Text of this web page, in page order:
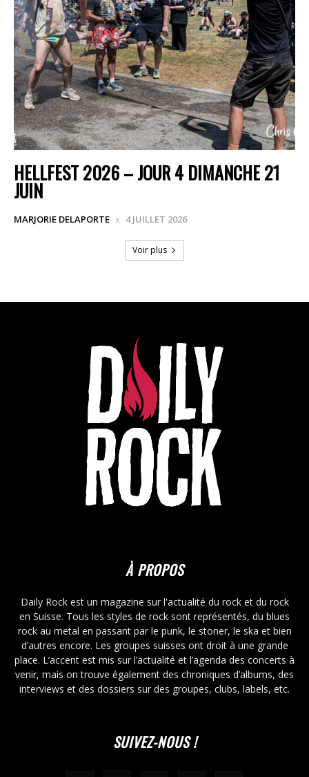
HELLFEST 2026 – JOUR 4 DIMANCHE 21
JUIN
MARJORIE DELAPORTE 4 JUILLET 2026
Voir plus
À PROPOS
Daily Rock est un magazine sur l'actualité du rock et du rock
en Suisse. Tous les styles de rock sont représentés, du blues
rock au metal en passant par le punk, le stoner, le ska et bien
d’autres encore. Les groupes suisses ont droit à une grande
place. L’accent est mis sur l’actualité et l’agenda des concerts à
venir, mais on trouve également des chroniques d’albums, des
interviews et des dossiers sur des groupes, clubs, labels, etc.
SUIVEZ-NOUS !